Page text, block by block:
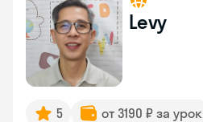
Levy
5 от 3190 ₽ за урок